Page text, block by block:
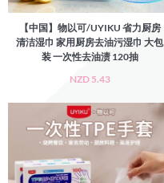
【中国】物以可/UYIKU 省力厨房
清洁湿巾 家用厨房去油污湿巾 大包
装 一次性去油渍 120抽
NZD 5.43